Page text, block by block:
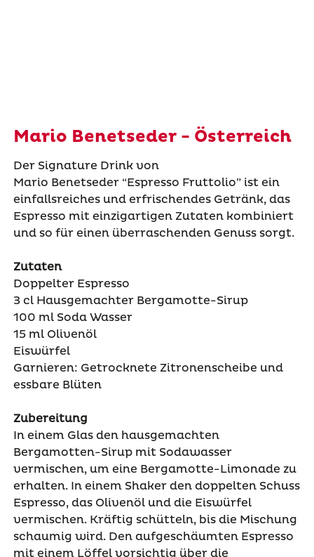
Mario Benetseder - Österreich
Der Signature Drink von
Mario Benetseder“Espresso Fruttolio” ist ein
einfallsreiches und erfrischendes Getränk, das
Espresso mit einzigartigen Zutaten kombiniert
und so für einen überraschenden Genuss sorgt.
Zutaten
Doppelter Espresso
3 cl Hausgemachter Bergamotte-Sirup
100 ml Soda Wasser
15 ml Olivenöl
Eiswürfel
Garnieren: Getrocknete Zitronenscheibe und
essbare Blüten
Zubereitung
In einem Glas den hausgemachten
Bergamotten-Sirup mit Sodawasser
vermischen, um eine Bergamotte-Limonade zu
erhalten. In einem Shaker den doppelten Schuss
Espresso, das Olivenöl und die Eiswürfel
vermischen. Kräftig schütteln, bis die Mischung
schaumig wird. Den aufgeschäumten Espresso
mit einem Löffel vorsichtig über die